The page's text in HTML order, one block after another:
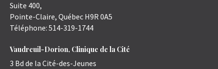
Suite 400,
Pointe-Claire, Québec H9R 0A5
Téléphone: 514-319-1744
Vaudreuil-Dorion, Clinique de la Cité
3 Bd de la Cité-des-Jeunes